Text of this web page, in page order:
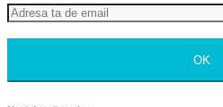
OK